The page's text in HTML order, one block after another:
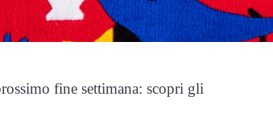
fine settimana: scopri gli